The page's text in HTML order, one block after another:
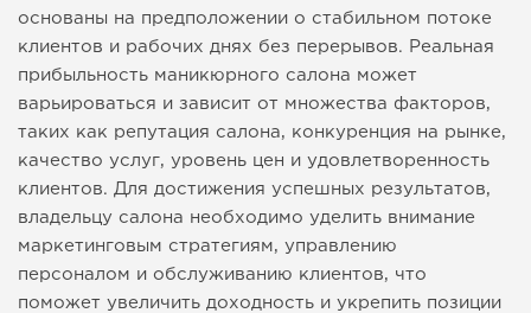
основаны на предположении о стабильном потоке
клиентов и рабочих днях без перерывов. Реальная
прибыльность маникюрного салона может
варьироваться и зависит от множества факторов,
таких как репутация салона, конкуренция на рынке,
качество услуг, уровень цен и удовлетворенность
клиентов. Для достижения успешных результатов,
владельцу салона необходимо уделить внимание
маркетинговым стратегиям, управлению
персоналом и обслуживанию клиентов, что
поможет увеличить доходность и укрепить позиции